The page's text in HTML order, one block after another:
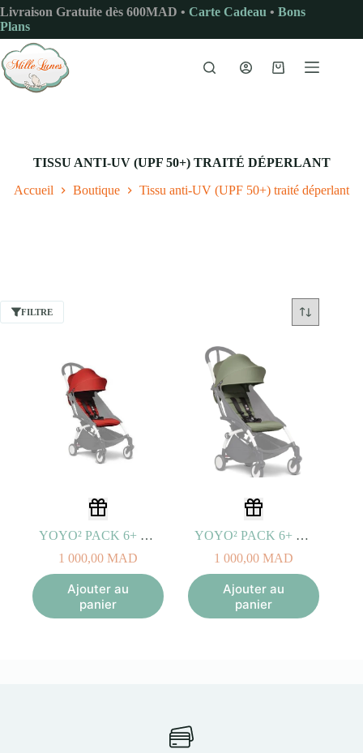
Passer
au
contenu
Livraison Gratuite dès 600MAD • Carte Cadeau • Bons
Plans
Panier
TISSU ANTI-UV (UPF 50+) TRAITÉ DÉPERLANT
Accueil Boutique Tissu anti-UV (UPF 50+) traité déperlant
FILTRE
YOYO² PACK 6+ Couleur Rouge
1 000,00 MAD
Ajouter au
panier
YOYO² PACK 6+ Couleur Olive
1 000,00 MAD
Ajouter au
panier